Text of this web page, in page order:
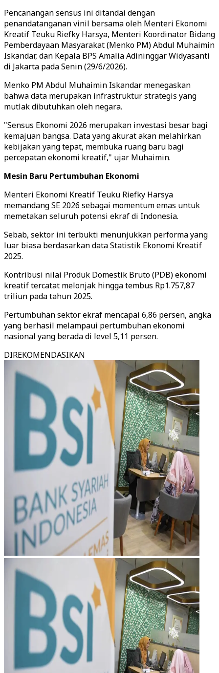
Pencanangan sensus ini ditandai dengan
penandatanganan vinil bersama oleh Menteri Ekonomi
Kreatif Teuku Riefky Harsya, Menteri Koordinator Bidang
Pemberdayaan Masyarakat (Menko PM) Abdul Muhaimin
Iskandar, dan Kepala BPS Amalia Adininggar Widyasanti
di Jakarta pada Senin (29/6/2026).
Menko PM Abdul Muhaimin Iskandar menegaskan
bahwa data merupakan infrastruktur strategis yang
mutlak dibutuhkan oleh negara.
"Sensus Ekonomi 2026 merupakan investasi besar bagi
kemajuan bangsa. Data yang akurat akan melahirkan
kebijakan yang tepat, membuka ruang baru bagi
percepatan ekonomi kreatif," ujar Muhaimin.
Mesin Baru Pertumbuhan Ekonomi
Menteri Ekonomi Kreatif Teuku Riefky Harsya
memandang SE 2026 sebagai momentum emas untuk
memetakan seluruh potensi ekraf di Indonesia.
Sebab, sektor ini terbukti menunjukkan performa yang
luar biasa berdasarkan data Statistik Ekonomi Kreatif
2025.
Kontribusi nilai Produk Domestik Bruto (PDB) ekonomi
kreatif tercatat melonjak hingga tembus Rp1.757,87
triliun pada tahun 2025.
Pertumbuhan sektor ekraf mencapai 6,86 persen, angka
yang berhasil melampaui pertumbuhan ekonomi
nasional yang berada di level 5,11 persen.
DIREKOMENDASIKAN